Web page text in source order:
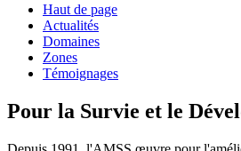
Haut de page
Actualités
Domaines
Zones
Témoignages
Pour la Survie et le